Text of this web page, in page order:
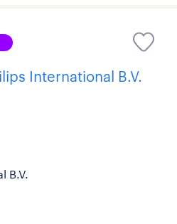
International B.V.
B.V.